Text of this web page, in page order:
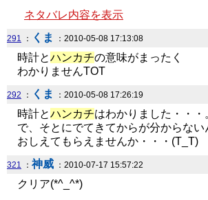
ネタバレ内容を表示
291 ： くま ：2010-05-08 17:13:08
時計とハンカチの意味がまったく
わかりませんTOT
292 ： くま ：2010-05-08 17:26:19
時計とハンカチはわかりました・・・
で、そとにでてきてからが分からな
おしえてもらえませんか・・・(T_T)
321 ： 神威 ：2010-07-17 15:57:22
クリア(*^_^*)